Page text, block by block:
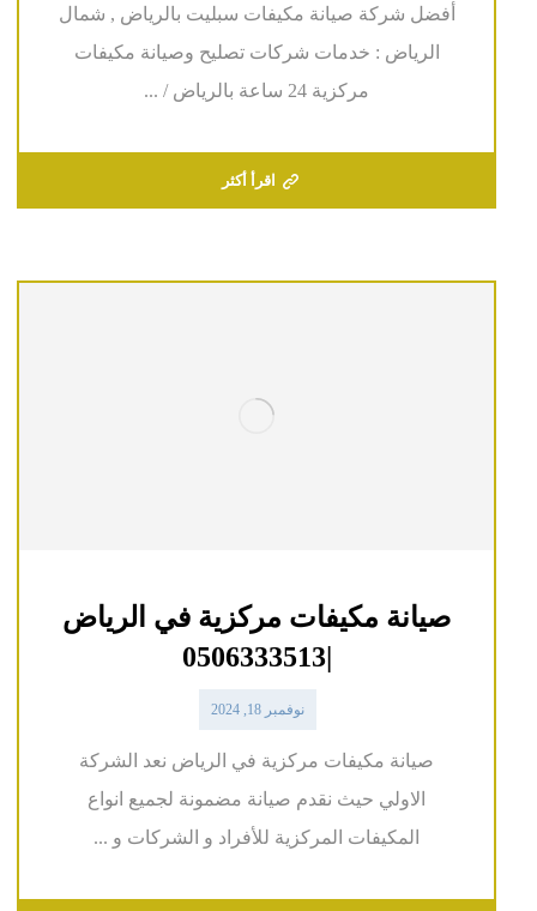
أفضل شركة صيانة مكيفات سبليت بالرياض , شمال
الرياض : خدمات شركات تصليح وصيانة مكيفات
مركزية 24 ساعة بالرياض / ...
اقرأ أكثر
صيانة مكيفات مركزية في الرياض
|0506333513
نوفمبر 18, 2024
صيانة مكيفات مركزية في الرياض نعد الشركة
الاولي حيث نقدم صيانة مضمونة لجميع انواع
المكيفات المركزية للأفراد و الشركات و ...